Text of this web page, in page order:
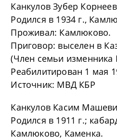
Канкулов Зубер
Родился в 1934 г.,
Проживал: Камлюково.
Приговор: выселен в
(Член семьи изменника
Реабилитирован 1 мая
Источник: МВД КБР
Канкулов Касим
Родился в 1911 г.;
Камлюково, Каменка.